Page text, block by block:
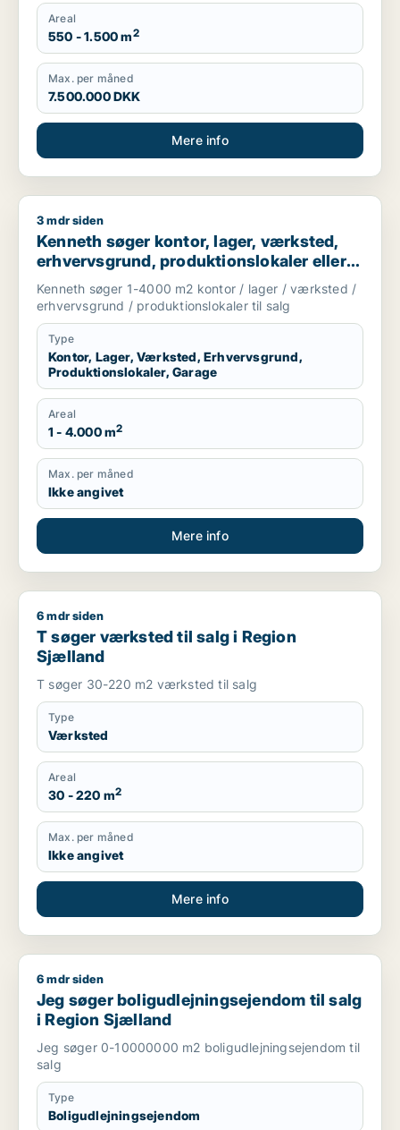
Areal
550 - 1.500 m2
Max. per måned
7.500.000 DKK
Mere info
Kenneth søger kontor, lager, værksted, erhvervsgrund,
3 mdr siden
Kenneth søger kontor, lager, værksted,
erhvervsgrund, produktionslokaler eller
garage til salg i Ruds Vedby, Dianalund
eller Stenlille m.fl.
Kenneth søger 1-4000 m2 kontor / lager / værksted /
erhvervsgrund / produktionslokaler til salg
Type
Kontor, Lager, Værksted, Erhvervsgrund,
Produktionslokaler, Garage
Areal
1 - 4.000 m2
Max. per måned
Ikke angivet
Mere info
T søger værksted til salg i Region Sjælland
6 mdr siden
T søger værksted til salg i Region
Sjælland
T søger 30-220 m2 værksted til salg
Type
Værksted
Areal
30 - 220 m2
Max. per måned
Ikke angivet
Mere info
Jeg søger boligudlejningsejendom til salg i Region Sjælland
6 mdr siden
Jeg søger boligudlejningsejendom til salg
i Region Sjælland
Jeg søger 0-10000000 m2 boligudlejningsejendom til
salg
Type
Boligudlejningsejendom